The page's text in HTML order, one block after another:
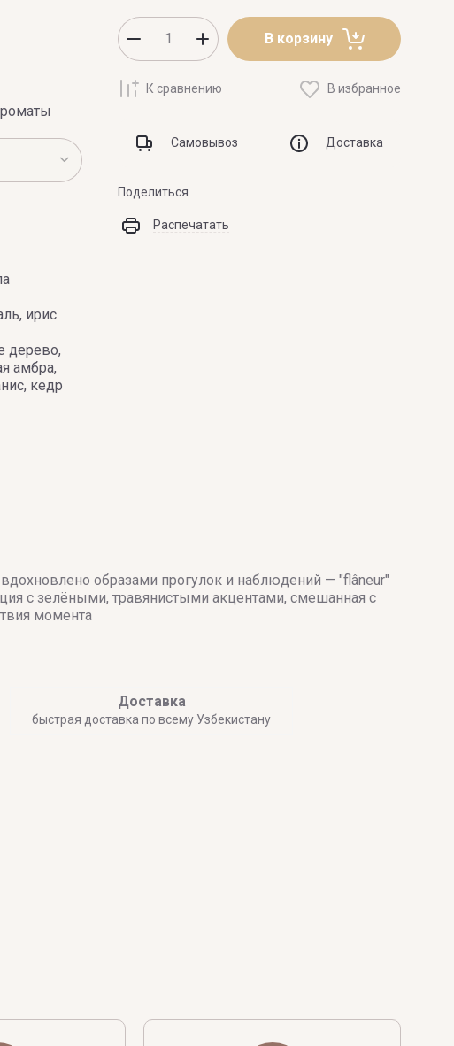
ирис
дерево,
амбра,
кедр
В корзину
К сравнению В избранное
Самовывоз Доставка
Поделиться
Распечатать
образами прогулок и наблюдений — "flâneur"
с зелёными, травянистыми акцентами, смешанная с
момента
Доставка
быстрая доставка по всему Узбекистану
Z
ZARKOPERFUME